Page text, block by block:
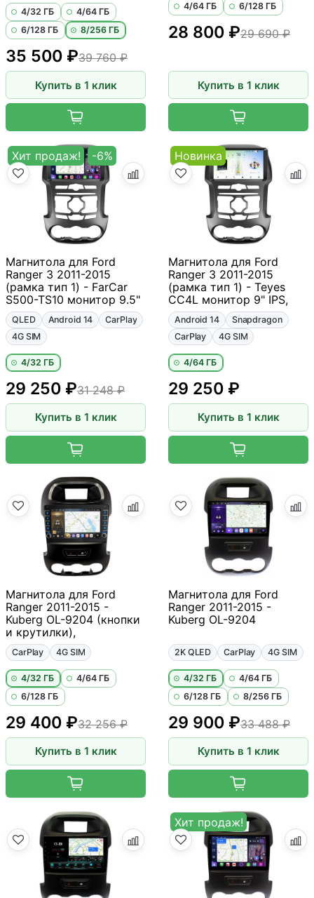
4/32 ГБ
4/64 ГБ
6/128 ГБ
8/256 ГБ
35 500 ₽39 760 ₽
Купить в 1 клик
4/64 ГБ
6/128 ГБ
28 800 ₽29 690 ₽
Купить в 1 клик
Хит продаж! -6%
Магнитола для Ford
Ranger 3 2011-2015
(рамка тип 1) - FarCar
S500-TS10 монитор 9.5"
QLED Android 14
CarPlay
4G SIM
4/32 ГБ
31 248 ₽
29 250 ₽
Купить в 1 клик
Новинка
Магнитола для Ford
Ranger 3 2011-2015
(рамка тип 1) - Teyes
CC4L монитор 9" IPS,
Android 14
Snapdragon
CarPlay
4G SIM
4/64 ГБ
29 250 ₽
Купить в 1 клик
Магнитола для Ford
Ranger 2011-2015 -
Kuberg OL-9204 (кнопки
и крутилки),
CarPlay 4G SIM
4/32 ГБ
4/64 ГБ
6/128 ГБ
29 400 ₽32 256 ₽
Купить в 1 клик
Магнитола для Ford
Ranger 2011-2015 -
Kuberg OL-9204
2K QLED CarPlay 4G SIM
4/32 ГБ
4/64 ГБ
6/128 ГБ
8/256 ГБ
29 900 ₽33 488 ₽
Купить в 1 клик
Хит продаж!